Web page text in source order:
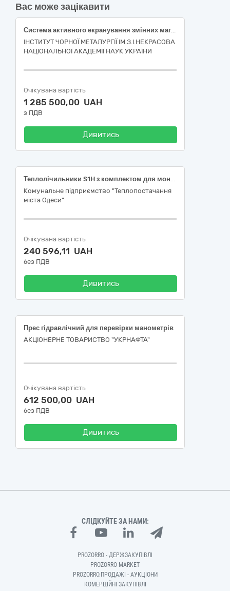
Вас може зацікавити
Система активного екранування змінних магнітних полів
ІНСТИТУТ ЧОРНОЇ МЕТАЛУРГІЇ ІМ.З.І.НЕКРАСОВА
НАЦІОНАЛЬНОЇ АКАДЕМІЇ НАУК УКРАЇНИ
Очікувана вартість
1 285 500,00 UAH
з ПДВ
Дивитись
Теплолічильники S1H з комплектом для монтажу
Комунальне підприємство "Теплопостачання
міста Одеси"
Очікувана вартість
240 596,11 UAH
без ПДВ
Дивитись
Прес гідравлічний для перевірки манометрів
АКЦІОНЕРНЕ ТОВАРИСТВО "УКPНAФТА"
Очікувана вартість
612 500,00 UAH
без ПДВ
Дивитись
СЛІДКУЙТЕ ЗА НАМИ:
PROZORRO - ДЕРЖЗАКУПІВЛІ
PROZORRO MARKET
PROZORRO.ПРОДАЖІ - АУКЦІОНИ
КОМЕРЦІЙНІ ЗАКУПІВЛІ